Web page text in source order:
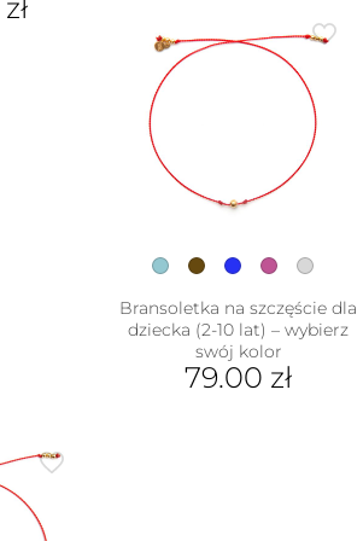
zł
Bransoletka na szczęście dla
dziecka (2-10 lat) – wybierz
swój kolor
79.00 zł